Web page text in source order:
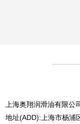
上海奥翔润滑油有限公
地址(ADD):上海市杨浦